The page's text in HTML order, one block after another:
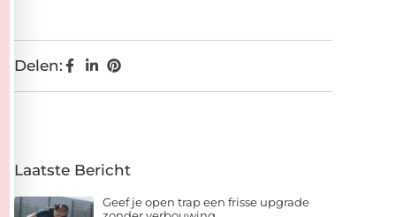
Delen:
Laatste Bericht
Geef je open trap een frisse upgrade